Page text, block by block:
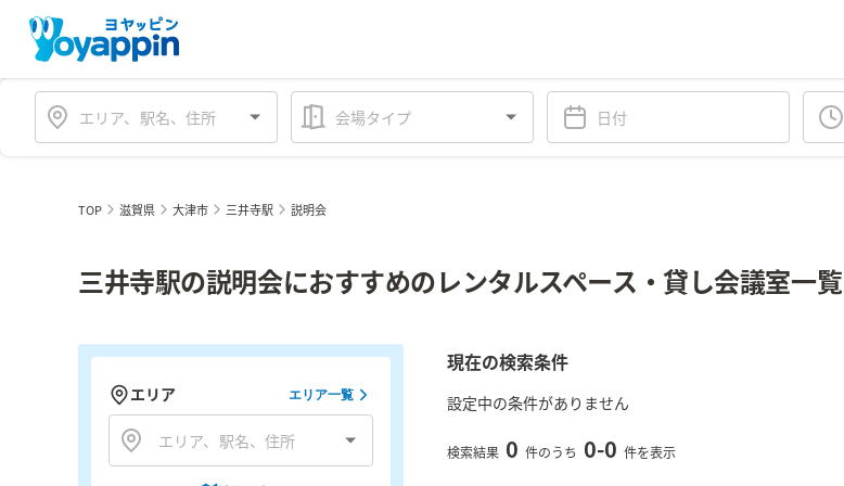
会場タイプ
TOP 滋賀県 大津市 三井寺駅 説明会
三井寺駅の説明会におすすめのレンタルスペース・貸し会議室一覧
現在の検索条件
設定中の条件がありません
検索結果 0 件のうち 0-0 件を表示
エリア エリア一覧